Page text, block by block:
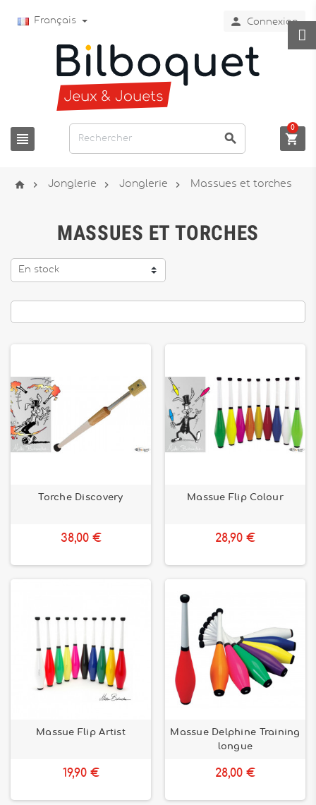
Français  Connexion
  
0
  Jonglerie  Jonglerie  Massues et torches
MASSUES ET TORCHES
En stock
Torche Discovery
38,00 €
Massue Flip Colour
28,90 €
Massue Flip Artist
19,90 €
Massue Delphine Training
longue
28,00 €